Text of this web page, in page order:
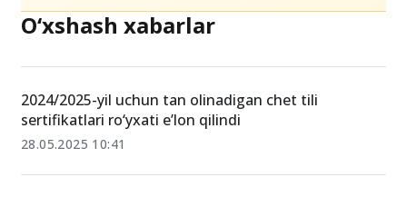
O‘xshash xabarlar
2024/2025-yil uchun tan olinadigan chet tili
sertifikatlari ro‘yxati e’lon qilindi
28.05.2025 10:41